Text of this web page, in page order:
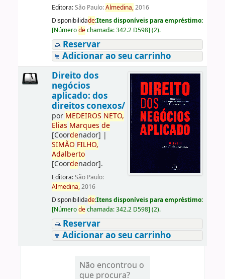
Editora:São Paulo:Almedina,2016
Disponibilidade:Itens disponíveis para empréstimo:
[Númerodechamada:342.2 D598] (2).
Reservar
Adicionar ao seu carrinho
Direito dos
negócios
aplicado: dos
direitos conexos/
por MEDEIROS NETO,
Elias Marques de
[Coordenador] |
SIMÃO FILHO,
Adalberto
[Coordenador].
Editora:São Paulo:
Almedina,2016
Disponibilidade:Itens disponíveis para empréstimo:
[Númerodechamada:342.2 D598] (2).
Reservar
Adicionar ao seu carrinho
Não encontrou o
que procura?